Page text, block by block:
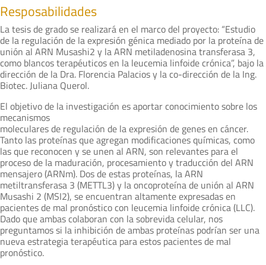
Resposabilidades
La tesis de grado se realizará en el marco del proyecto: “Estudio
de la regulación de la expresión génica mediado por la proteína de
unión al ARN Musashi2 y la ARN metiladenosina transferasa 3,
como blancos terapéuticos en la leucemia linfoide crónica”, bajo la
dirección de la Dra. Florencia Palacios y la co-dirección de la Ing.
Biotec. Juliana Querol.
El objetivo de la investigación es aportar conocimiento sobre los
mecanismos
moleculares de regulación de la expresión de genes en cáncer.
Tanto las proteínas que agregan modificaciones químicas, como
las que reconocen y se unen al ARN, son relevantes para el
proceso de la maduración, procesamiento y traducción del ARN
mensajero (ARNm). Dos de estas proteínas, la ARN
metiltransferasa 3 (METTL3) y la oncoproteína de unión al ARN
Musashi 2 (MSI2), se encuentran altamente expresadas en
pacientes de mal pronóstico con leucemia linfoide crónica (LLC).
Dado que ambas colaboran con la sobrevida celular, nos
preguntamos si la inhibición de ambas proteínas podrían ser una
nueva estrategia terapéutica para estos pacientes de mal
pronóstico.